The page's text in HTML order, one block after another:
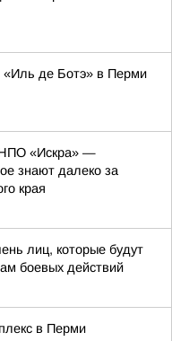
«Иль де Ботэ» в Перми
«Искра» —
знают далеко за
края
лиц, которые будут
боевых действий
в Перми